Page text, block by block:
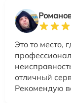
Это то место,
отличный
Рекомендую